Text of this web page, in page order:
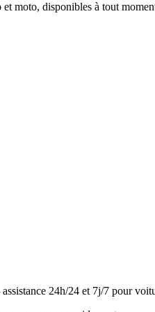
et moto, disponibles à tout
24h/24 et 7j/7 pour